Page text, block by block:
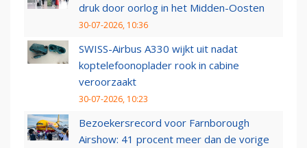
druk door oorlog in het Midden-Oosten
30-07-2026, 10:36
SWISS-Airbus A330 wijkt uit nadat
koptelefoonoplader rook in cabine
veroorzaakt
30-07-2026, 10:23
Bezoekersrecord voor Farnborough
Airshow: 41 procent meer dan de vorige